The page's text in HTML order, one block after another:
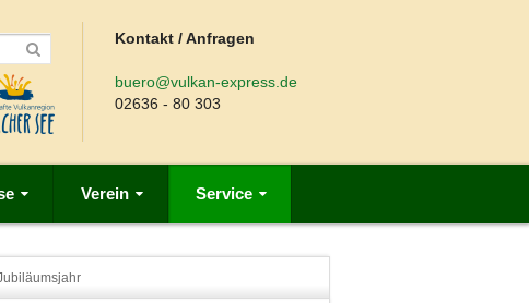
Kontakt / Anfragen
buero@vulkan-express.de
02636 - 80 303
Verein Service